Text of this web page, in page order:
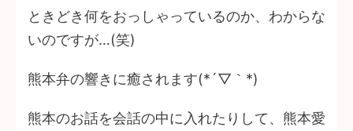
ときどき何をおっしゃっているのか、わからな
いのですが…(笑)
熊本弁の響きに癒されます(*´▽｀*)
熊本のお話を会話の中に入れたりして、熊本愛